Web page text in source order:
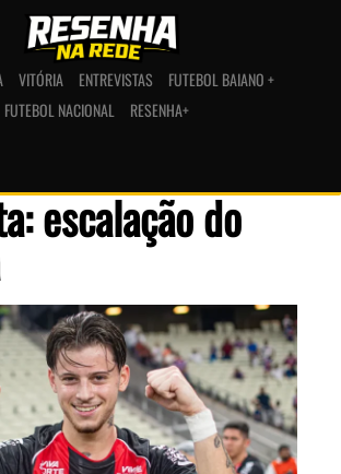
VITÓRIA ENTREVISTAS
FUTEBOL BAIANO +
FUTEBOL NACIONAL
RESENHA+
escalação do